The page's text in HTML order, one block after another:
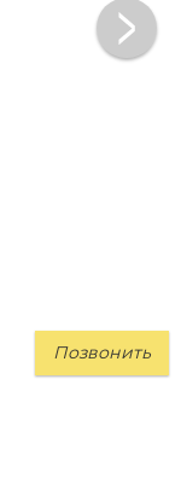
Позвонить